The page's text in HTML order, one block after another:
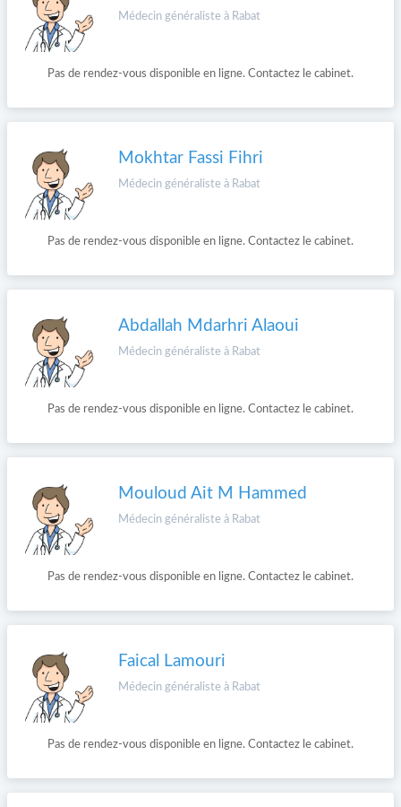
Médecin généraliste à Rabat
Pas de rendez-vous disponible en ligne. Contactez le cabinet.
Mokhtar Fassi Fihri
Médecin généraliste à Rabat
Pas de rendez-vous disponible en ligne. Contactez le cabinet.
Abdallah Mdarhri Alaoui
Médecin généraliste à Rabat
Pas de rendez-vous disponible en ligne. Contactez le cabinet.
Mouloud Ait M Hammed
Médecin généraliste à Rabat
Pas de rendez-vous disponible en ligne. Contactez le cabinet.
Faical Lamouri
Médecin généraliste à Rabat
Pas de rendez-vous disponible en ligne. Contactez le cabinet.